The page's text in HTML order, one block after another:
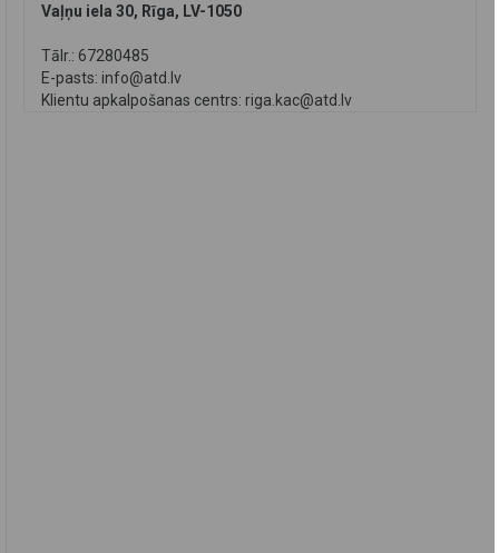
Vaļņu iela 30, Rīga, LV-1050
Tālr.: 67280485
E-pasts: info@atd.lv
Klientu apkalpošanas centrs: riga.kac@atd.lv